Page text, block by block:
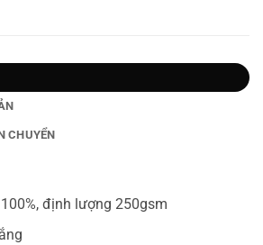
CHUYỂN
định lượng 250gsm